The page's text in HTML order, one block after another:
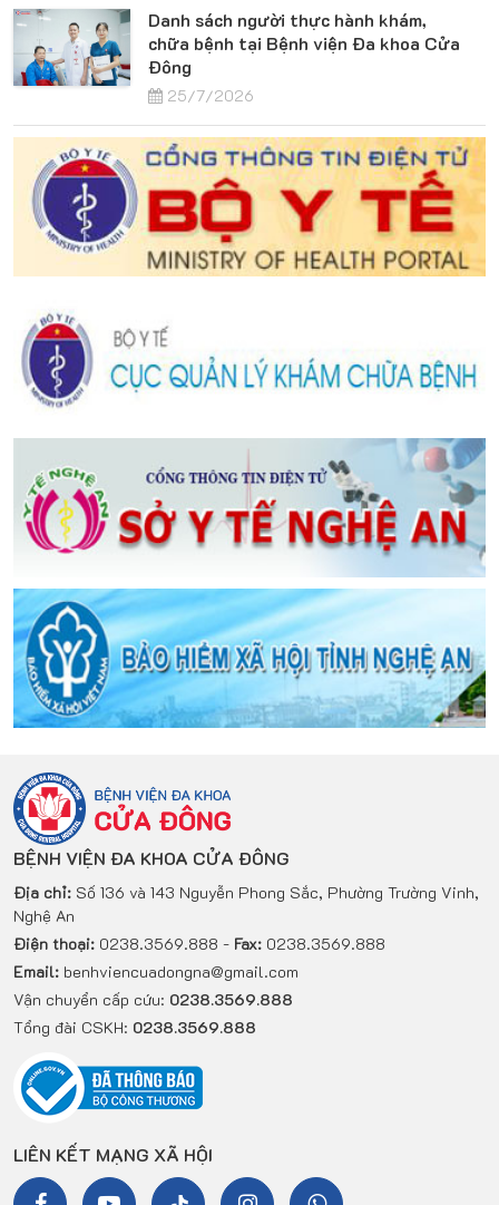
Danh sách người thực hành khám,
chữa bệnh tại Bệnh viện Đa khoa Cửa
Đông
25/7/2026
BỆNH VIỆN ĐA KHOA CỬA ĐÔNG
Địa chỉ: Số 136 và 143 Nguyễn Phong Sắc, Phường Trường Vinh,
Nghệ An
Điện thoại: 0238.3569.888 - Fax: 0238.3569.888
Email: benhviencuadongna@gmail.com
Vận chuyển cấp cứu: 0238.3569.888
Tổng đài CSKH: 0238.3569.888
LIÊN KẾT MẠNG XÃ HỘI